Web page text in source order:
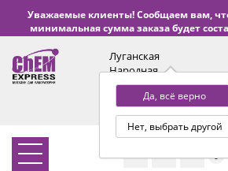
Уважаемые клиенты! Сообщаем вам,
минимальная сумма заказа будет
Луганская
Народная
Республика
Да, всё верно
Нет, выбрать другой
с 9:00 до 18:00 по Уфе
(+2 МСК)
0